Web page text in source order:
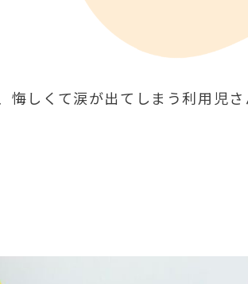
悔しくて涙が出てしまう利用児